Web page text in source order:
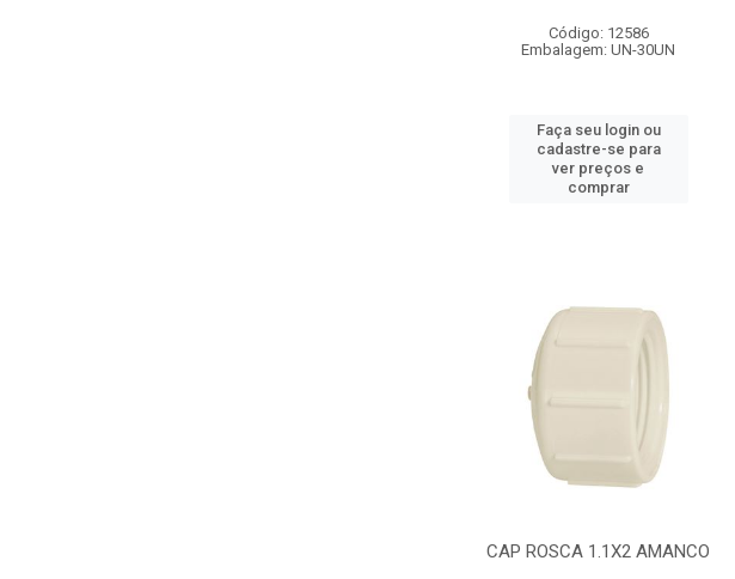
Código: 12586
Embalagem: UN-30UN
Faça seu login ou
cadastre-se para
ver preços e
comprar
CAP ROSCA 1.1X2 AMANCO